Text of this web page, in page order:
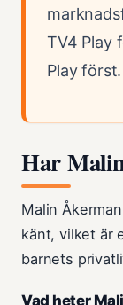
TV4 Play
Play först.
Har
Malin
känt, vilket är
barnets
Vad heter